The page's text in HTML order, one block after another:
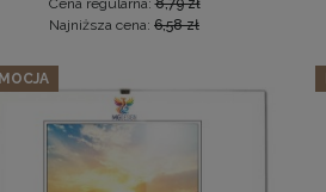
Cena regularna:8,79 zł
Najniższa cena: 6,58 zł